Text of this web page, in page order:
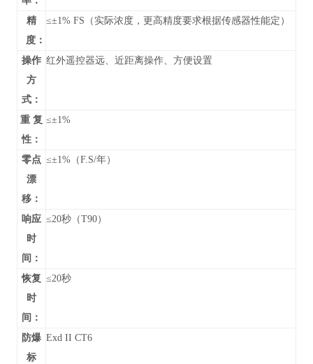
精
度：
≤±1% FS（实际浓度，更高精度要求根据传感器性能定）
操作
方
式：
红外遥控器远、近距离操作、方便设置
重 复
性：
≤±1%
零点
漂
移：
≤±1%（F.S/年）
响应
时
间：
≤20秒（T90）
恢复
时
间：
≤20秒
防爆
标
Exd II CT6